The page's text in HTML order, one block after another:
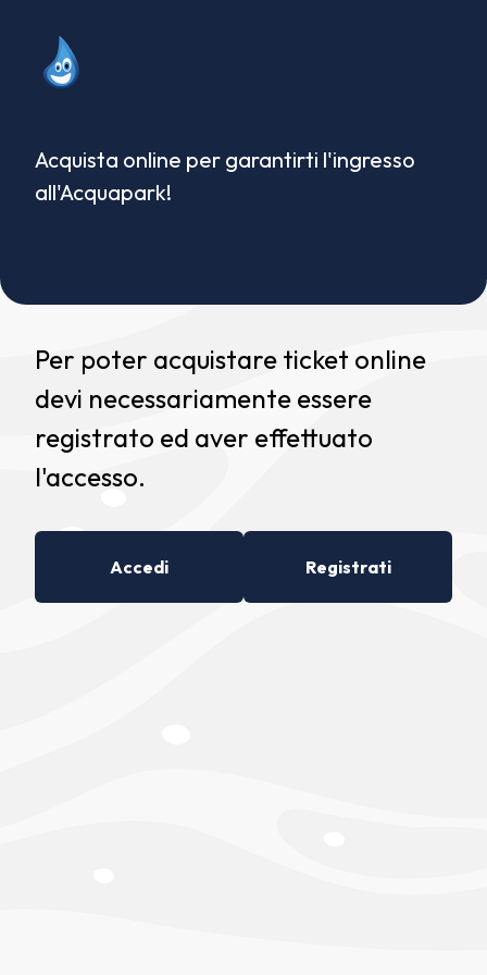
Acquista online per garantirti l'ingresso
all'Acquapark!
Per poter acquistare ticket online
devi necessariamente essere
registrato ed aver effettuato
l'accesso.
Accedi Registrati